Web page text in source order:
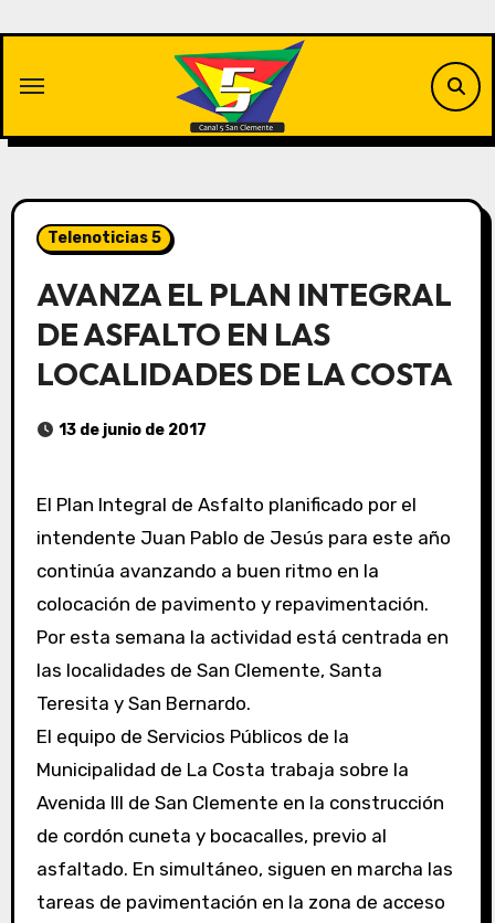
contenido
Telenoticias 5
AVANZA EL PLAN INTEGRAL
DE ASFALTO EN LAS
LOCALIDADES DE LA COSTA
13 de junio de 2017
El Plan Integral de Asfalto planificado por el
intendente Juan Pablo de Jesús para este año
continúa avanzando a buen ritmo en la
colocación de pavimento y repavimentación.
Por esta semana la actividad está centrada en
las localidades de San Clemente, Santa
Teresita y San Bernardo.
El equipo de Servicios Públicos de la
Municipalidad de La Costa trabaja sobre la
Avenida III de San Clemente en la construcción
de cordón cuneta y bocacalles, previo al
asfaltado. En simultáneo, siguen en marcha las
tareas de pavimentación en la zona de acceso